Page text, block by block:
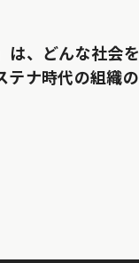
は、どんな社会を
テナ時代の組織の